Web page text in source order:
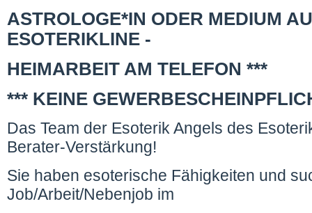
ASTROLOGE*IN ODER MEDIUM
ESOTERIKLINE -
HEIMARBEIT AM TELEFON ***
*** KEINE
Das Team der Esoterik Angels des
Berater-Verstärkung!
Sie haben esoterische Fähigkeiten und
Job/Arbeit/Nebenjob im